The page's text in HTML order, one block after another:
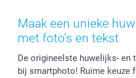
Fotokaders, Decoratie en
Smartphone cases
Mijn orderstatus
Maak een unieke
met foto's en tekst
De origineelste huwelijks- en
bij smartphoto! Ruime keuze